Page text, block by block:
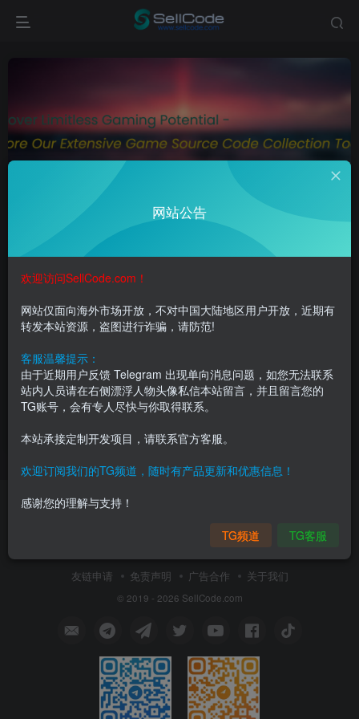
共2篇
《魔法之门ol》完整源码
会员专属 端游
2月18日 21:52 0
《魔法之门》修复版源码
会员专属
2月12日 23:22
World's leading Code marketplace
友链申请 免责声明 广告合作 关于我们
© 2019 - 2026 SellCode.com
网站公告
欢迎访问SellCode.com！
网站仅面向海外市场开放，不对中国大陆地区用户开放，近期有
转发本站资源，盗图进行诈骗，请防范!
客服温馨提示：
由于近期用户反馈 Telegram 出现单向消息问题，如您无法联系
站内人员请在右侧漂浮人物头像私信本站留言，并且留言您的
TG账号，会有专人尽快与你取得联系。
本站承接定制开发项目，请联系官方客服。
欢迎订阅我们的TG频道，随时有产品更新和优惠信息！
感谢您的理解与支持！
TG频道 TG客服